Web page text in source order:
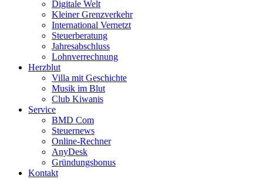
Digitale Welt
Kleiner Grenzverkehr
International Vernetzt
Steuerberatung
Jahresabschluss
Lohnverrechnung
Herzblut
Villa mit Geschichte
Musik im Blut
Club Kiwanis
Service
BMD Com
Steuernews
Online-Rechner
AnyDesk
Gründungsbonus
Kontakt